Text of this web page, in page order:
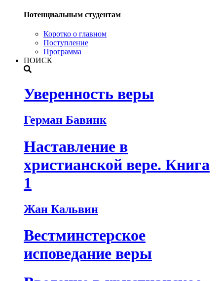
Потенциальным студентам
Коротко о главном
Поступление
Программа
ПОИСК
Уверенность веры
Герман Бавинк
Наставление в
христианской вере. Книга
1
Жан Кальвин
Вестминстерское
исповедание веры